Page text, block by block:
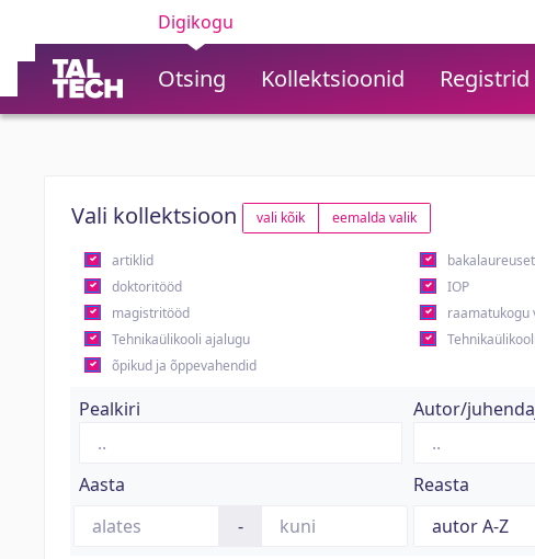
Digikogu
Otsing Kollektsioonid Registrid
Vali kollektsioon vali kõik eemalda valik
artiklid
doktoritööd
IOP
magistritööd
raamatukogu
Tehnikaülikooli ajalugu
õpikud ja õppevahendid
Pealkiri Autor/
Aasta
-
Reasta